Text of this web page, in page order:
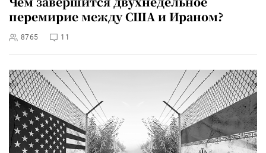
перемирие между США и Ираном?
8765 11